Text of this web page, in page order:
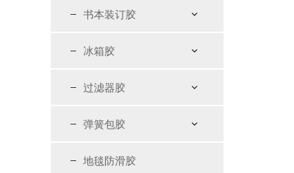
书本装订胶
冰箱胶
过滤器胶
弹簧包胶
地毯防滑胶